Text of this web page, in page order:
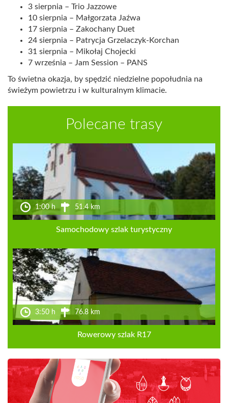
3 sierpnia – Trio Jazzowe
10 sierpnia – Małgorzata Jaźwa
17 sierpnia – Zakochany Duet
24 sierpnia – Patrycja Grzelaczyk-Korchan
31 sierpnia – Mikołaj Chojecki
7 września – Jam Session – PANS
To świetna okazja, by spędzić niedzielne popołudnia na
świeżym powietrzu i w kulturalnym klimacie.
Polecane trasy
1:00 h 51.4 km
Samochodowy szlak turystyczny
3:50 h 76.8 km
Rowerowy szlak R17